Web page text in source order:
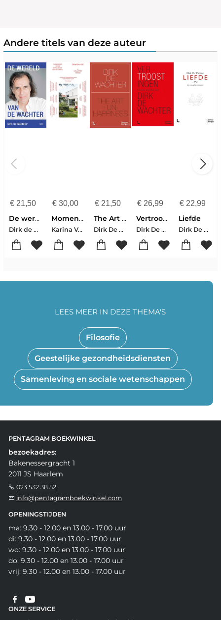
Andere titels van deze auteur
€21,50
De wereld van de wachter
Dirk de Wachter
€30,00
Momentum. Tijdschrift voor Erfgoed en Maatschappij. Collectief Wonen
Karina Van Herck-Erik Wieërs-Dirk De Wachter-Anne Malliet-Edith Wouters-Evelien Pieters-Wivina De Meester-Joeri De Bruyn-Sofie De Caigny-Dirk Laureys
€ 21,50
The Art of Unhappiness
Dirk De Wachter
€ 26,99
Vertroostingen
Dirk De Wachter
€ 22,99
Liefde
Dirk De Wachter
Filosofie
Geestelijke gezondheidsdiensten
Samenleving en sociale wetenschappen
LEES MEER IN DEZE THEMA'S
PENTAGRAM BOEKWINKEL
bezoekadres:
Bakenessergracht 1
2011 JS Haarlem
023 532 38 52
info@pentagramboekwinkel.com
OPENINGSTIJDEN
ma: 9.30 - 12.00 en 13.00 - 17.00 uur
di: 9.30 - 12.00 en 13.00 - 17.00 uur
wo: 9.30 - 12.00 en 13.00 - 17.00 uur
do: 9.30 - 12.00 en 13.00 - 17.00 uur
vrij: 9.30 - 12.00 en 13.00 - 17.00 uur
ONZE SERVICE